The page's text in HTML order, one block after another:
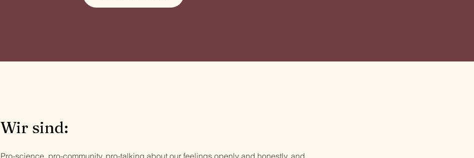
Wir sind:
Pro-science, pro-community, pro-talking about our feelings openly and honestly, and